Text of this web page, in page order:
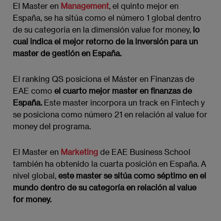
El Master en Management, el quinto mejor en
España, se ha sitúa como el número 1 global dentro
de su categoría en la dimensión value for money, lo
cual indica el mejor retorno de la inversión para un
master de gestión en España.
El ranking QS posiciona el Máster en Finanzas de
EAE como el cuarto mejor master en finanzas de
España. Este master incorpora un track en Fintech y
se posiciona como número 21 en relación al value for
money del programa.
El Master en Marketing de EAE Business School
también ha obtenido la cuarta posición en España. A
nivel global, este master se sitúa como séptimo en el
mundo dentro de su categoría en relación al value
for money.